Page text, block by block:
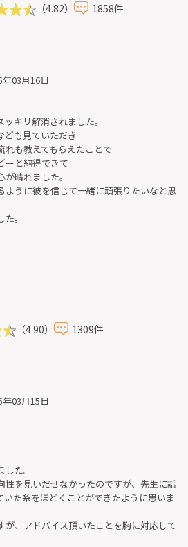
（4.82） 1858件
年03月16日
キリ解消されました。
ども見ていただき
も教えてもらえたことで
ーと納得できて
晴れました。
ように彼を信じて一緒に頑張りたいなと思
。
（4.90） 1309件
年03月15日
た。
性を見いだせなかったのですが、先生に話
いた糸をほどくことができたように思いま
が、アドバイス頂いたことを胸に対応して